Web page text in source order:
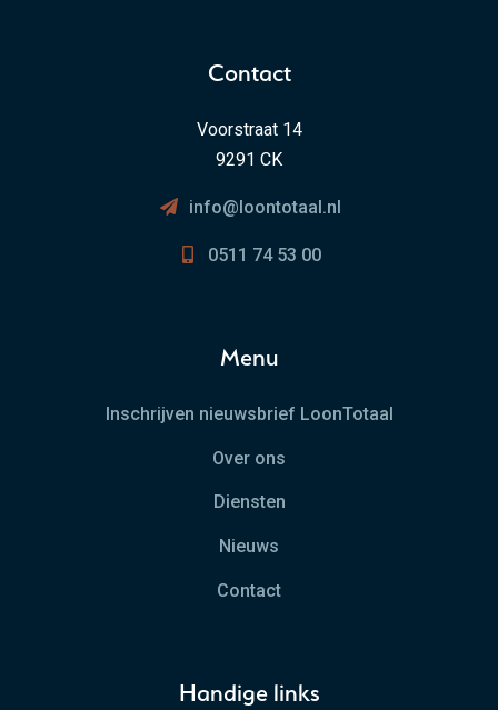
Contact
Voorstraat 14
9291 CK
info@loontotaal.nl
0511 74 53 00
Menu
Inschrijven nieuwsbrief LoonTotaal
Over ons
Diensten
Nieuws
Contact
Handige links